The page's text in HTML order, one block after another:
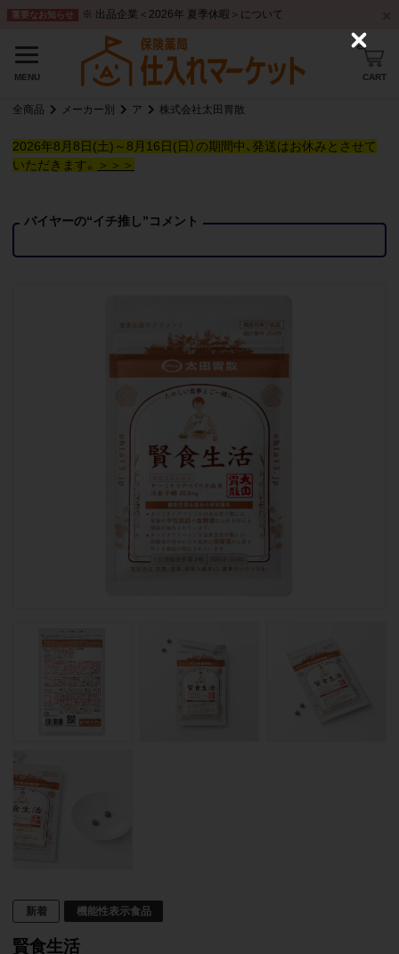
重要なお知らせ ※ 出品企業＜2026年 夏季休暇＞について
MENU CART
全商品 メーカー別 ア 株式会社太田胃散
2026年8月8日(土)～8月16日(日）の期間中、発送はお休みとさせて
いただきます。
＞＞＞
バイヤーの“イチ推し”コメント
機能性表示食品
賢食生活
C
o